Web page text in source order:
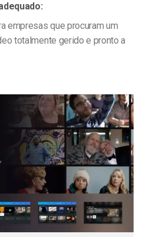
empresas que procuram um
totalmente gerido e pronto a